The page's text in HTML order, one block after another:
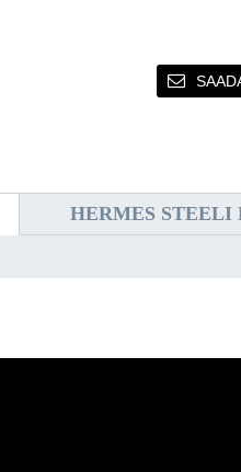
HERMES STEELI